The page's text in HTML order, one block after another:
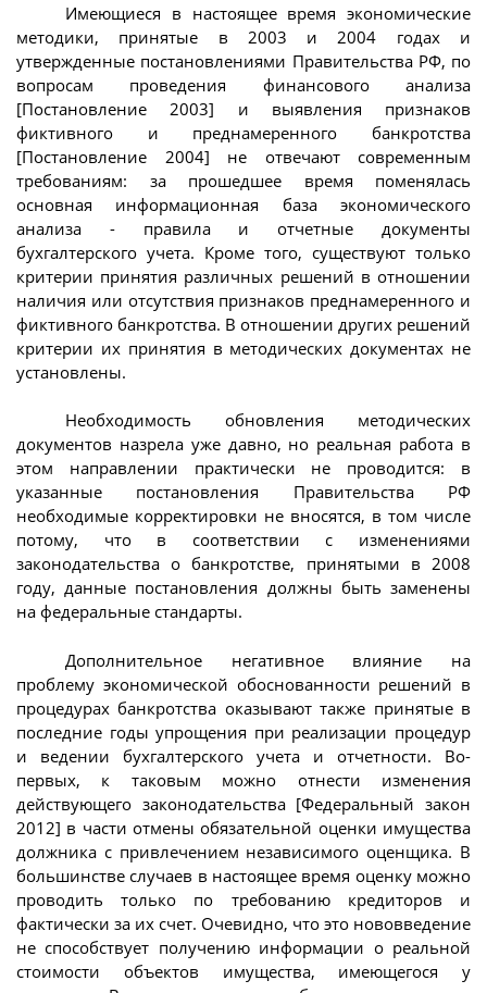
Имеющиеся в настоящее время экономические
методики, принятые в 2003 и 2004 годах и
утвержденные постановлениями Правительства РФ, по
вопросам проведения финансового анализа
[Постановление 2003] и выявления признаков
фиктивного и преднамеренного банкротства
[Постановление 2004] не отвечают современным
требованиям: за прошедшее время поменялась
основная информационная база экономического
анализа - правила и отчетные документы
бухгалтерского учета. Кроме того, существуют только
критерии принятия различных решений в отношении
наличия или отсутствия признаков преднамеренного и
фиктивного банкротства. В отношении других решений
критерии их принятия в методических документах не
установлены.
Необходимость обновления методических
документов назрела уже давно, но реальная работа в
этом направлении практически не проводится: в
указанные постановления Правительства РФ
необходимые корректировки не вносятся, в том числе
потому, что в соответствии с изменениями
законодательства о банкротстве, принятыми в 2008
году, данные постановления должны быть заменены
на федеральные стандарты.
Дополнительное негативное влияние на
проблему экономической обоснованности решений в
процедурах банкротства оказывают также принятые в
последние годы упрощения при реализации процедур
и ведении бухгалтерского учета и отчетности. Во-
первых, к таковым можно отнести изменения
действующего законодательства [Федеральный закон
2012] в части отмены обязательной оценки имущества
должника с привлечением независимого оценщика. В
большинстве случаев в настоящее время оценку можно
проводить только по требованию кредиторов и
фактически за их счет. Очевидно, что это нововведение
не способствует получению информации о реальной
стоимости объектов имущества, имеющегося у